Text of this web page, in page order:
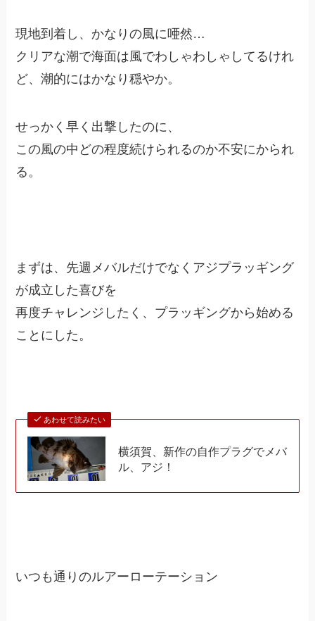
現地到着し、かなりの風に唖然…
クリアな潮で海面は風でわしゃわしゃしてるけれ
ど、潮的にはかなり穏やか。
せっかく早く出撃したのに、
この風の中どの程度続けられるのか不安にかられ
る。
まずは、先週メバルだけでなくアジプラッギング
が成立した喜びを
再度チャレンジしたく、プラッギングから始める
ことにした。
あわせて読みたい
横須賀、新作の自作プラグでメバ
ル、アジ！
いつも通りのルアーローテーション